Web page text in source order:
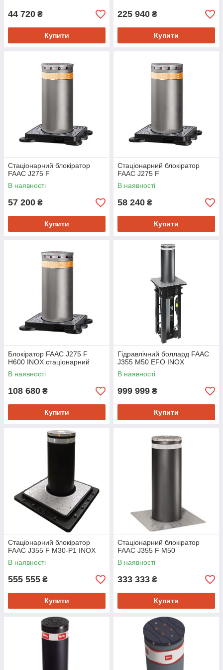
44 720 ₴
Купити
225 940 ₴
Купити
Стаціонарний блокіратор
FAAC J275 F
В наявності
57 200 ₴
Купити
Стаціонарний блокіратор
FAAC J275 F
В наявності
58 240 ₴
Купити
Блокіратор FAAC J275 F
H600 INOX стаціонарний
В наявності
108 680 ₴
Купити
Гідравлічний боллард FAAC
J355 M50 EFO INOX
В наявності
999 999 ₴
Купити
Стаціонарний блокіратор
FAAC J355 F M30-P1 INOX
В наявності
555 555 ₴
Купити
Стаціонарний блокіратор
FAAC J355 F M50
В наявності
333 333 ₴
Купити